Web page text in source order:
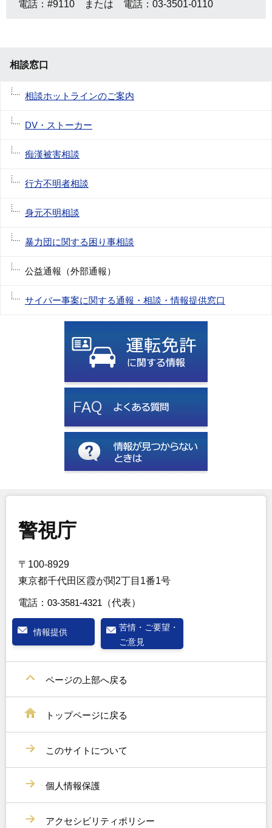
電話：#9110 または 電話：03-3501-0110
相談窓口
相談ホットラインのご案内
DV・ストーカー
痴漢被害相談
行方不明者相談
身元不明相談
暴力団に関する困り事相談
公益通報（外部通報）
サイバー事案に関する通報・相談・情報提供窓口
警視庁
〒100-8929
東京都千代田区霞が関2丁目1番1号
電話： 03-3581-4321 （代表）
情報提供
苦情・ご要望・
ご意見
ページの上部へ戻る
トップページに戻る
このサイトについて
個人情報保護
アクセシビリティポリシー